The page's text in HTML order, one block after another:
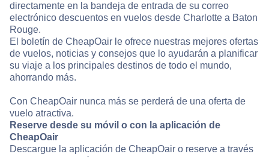
directamente en la bandeja de entrada de su correo
electrónico descuentos en vuelos desde Charlotte a Baton
Rouge.
El boletín de CheapOair le ofrece nuestras mejores ofertas
de vuelos, noticias y consejos que lo ayudarán a planificar
su viaje a los principales destinos de todo el mundo,
ahorrando más.
Con CheapOair nunca más se perderá de una oferta de
vuelo atractiva.
Reserve desde su móvil o con la aplicación de
CheapOair
Descargue la aplicación de CheapOair o reserve a través